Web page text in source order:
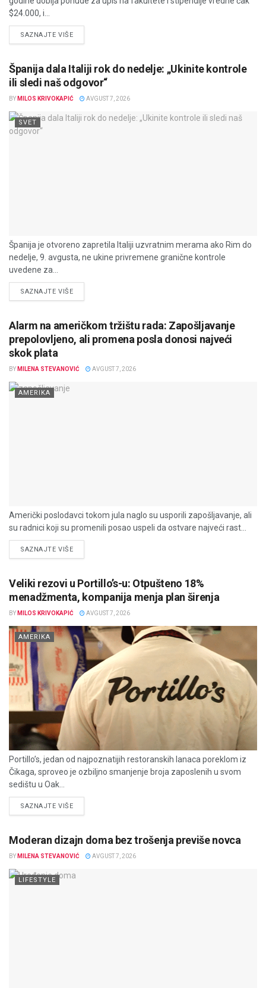
$24.000, i...
SAZNAJTE VIŠEDETAILS
Španija dala Italiji rok do nedelje: „Ukinite kontrole
ili sledi naš odgovor“
BY MILOS KRIVOKAPIĆ AVGUST 7, 2026
SVET
Španija je otvoreno zapretila Italiji uzvratnim merama ako Rim do
nedelje, 9. avgusta, ne ukine privremene granične kontrole
uvedene za...
SAZNAJTE VIŠEDETAILS
Alarm na američkom tržištu rada: Zapošljavanje
prepolovljeno, ali promena posla donosi najveći
skok plata
BY MILENA STEVANOVIĆ AVGUST 7, 2026
AMERIKA
Američki poslodavci tokom jula naglo su usporili zapošljavanje, ali
su radnici koji su promenili posao uspeli da ostvare najveći rast...
SAZNAJTE VIŠEDETAILS
Veliki rezovi u Portillo’s-u: Otpušteno 18%
menadžmenta, kompanija menja plan širenja
BY MILOS KRIVOKAPIĆ AVGUST 7, 2026
AMERIKA
Portillo’s, jedan od najpoznatijih restoranskih lanaca poreklom iz
Čikaga, sproveo je ozbiljno smanjenje broja zaposlenih u svom
sedištu u Oak...
SAZNAJTE VIŠEDETAILS
Moderan dizajn doma bez trošenja previše novca
BY MILENA STEVANOVIĆ AVGUST 7, 2026
LIFESTYLE